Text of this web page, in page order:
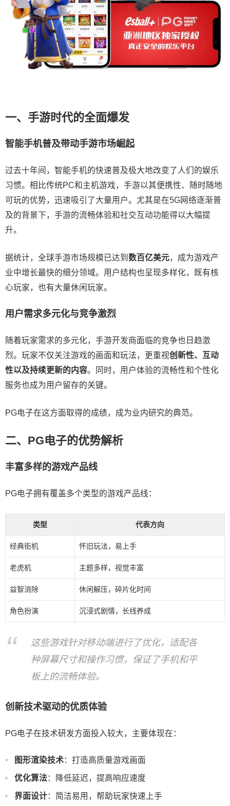
一、手游时代的全面爆发
智能手机普及带动手游市场崛起
过去十年间，智能手机的快速普及极大地改变了人们的娱乐
习惯。相比传统PC和主机游戏，手游以其便携性、随时随地
可玩的优势，迅速吸引了大量用户。尤其是在5G网络逐渐普
及的背景下，手游的流畅体验和社交互动功能得以大幅提
升。
据统计，全球手游市场规模已达到 数百亿美元，成为游戏产
业中增长最快的细分领域。用户结构也呈现多样化，既有核
心玩家，也有大量休闲玩家。
用户需求多元化与竞争激烈
随着玩家需求的多元化，手游开发商面临的竞争也日趋激
烈。玩家不仅关注游戏的画面和玩法，更重视创新性、互动
性以及持续更新的内容。同时，用户体验的流畅性和个性化
服务也成为用户留存的关键。
PG电子在这方面取得的成绩，成为业内研究的典范。
二、PG电子的优势解析
丰富多样的游戏产品线
PG电子拥有覆盖多个类型的游戏产品线：
类型 代表方向
经典街机 怀旧玩法，易上手
老虎机 主题多样，视觉丰富
益智消除 休闲解压，碎片化时间
角色扮演 沉浸式剧情，长线养成
这些游戏针对移动端进行了优化，适配各
种屏幕尺寸和操作习惯，保证了手机和平
板上的流畅体验。
创新技术驱动的优质体验
PG电子在技术研发方面投入较大，主要体现在：
图形渲染技术：打造高质量游戏画面
优化算法：降低延迟，提高响应速度
界面设计：简洁易用，帮助玩家快速上手